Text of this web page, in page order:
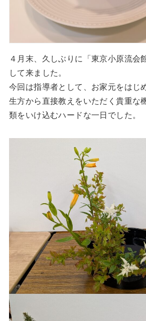
４月末、久しぶりに「東京小原流会
して来ました。
今回は指導者として、お家元をはじ
生方から直接教えをいただく貴重な
類をいけ込むハードな一日でした。